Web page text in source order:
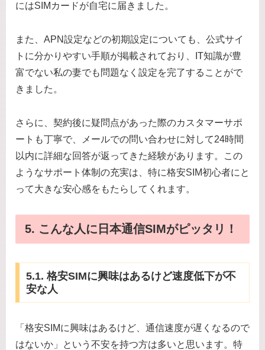
にはSIMカードが自宅に届きました。
また、APN設定などの初期設定についても、公式サイ
トに分かりやすい手順が掲載されており、IT知識が豊
富でない私の妻でも問題なく設定を完了することがで
きました。
さらに、契約後に疑問点があった際のカスタマーサポ
ートも丁寧で、メールでの問い合わせに対して24時間
以内に詳細な回答が返ってきた経験があります。この
ようなサポート体制の充実は、特に格安SIM初心者にと
って大きな安心感をもたらしてくれます。
5. こんな人に日本通信SIMがピッタリ！
5.1. 格安SIMに興味はあるけど速度低下が不
安な人
「格安SIMに興味はあるけど、通信速度が遅くなるので
はないか」という不安を持つ方は多いと思います。特